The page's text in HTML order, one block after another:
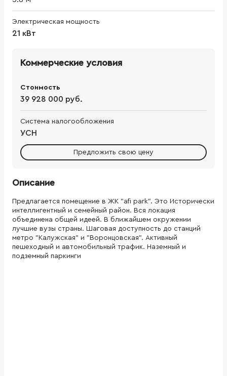
Электрическая мощность
21 кВт
Коммерческие условия
Стоимость
39 928 000 руб.
Система налогообложения
УСН
Предложить свою цену
Описание
Предлагается помещение в ЖК "afi park". Это Исторически
интеллигентный и семейный район. Вся локация
объединена общей идеей. В ближайшем окружении
лучшие вузы страны. Шаговая доступность до станций
метро "Калужская" и "Воронцовская". Активный
пешеходный и автомобильный трафик. Наземный и
подземный паркинги